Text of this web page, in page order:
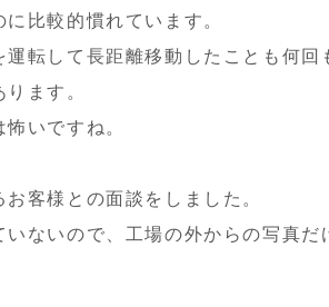
比較的慣れています。
転して長距離移動したことも何回
ます。
いですね。
客様との面談をしました。
ないので、工場の外からの写真だ